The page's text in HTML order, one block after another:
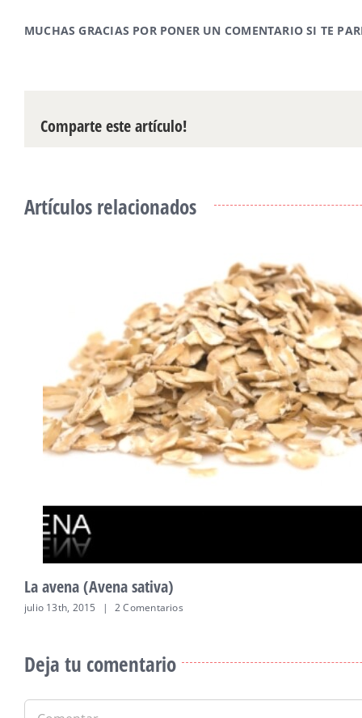
MUCHAS GRACIAS POR PONER UN COMENTARIO SI TE
Comparte este artículo!
Artículos relacionados
La avena (Avena sativa)
julio 13th, 2015 | 2 Comentarios
Deja tu comentario